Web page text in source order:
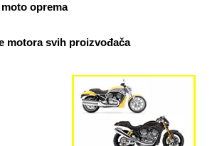
oprema
motora svih proizvođača